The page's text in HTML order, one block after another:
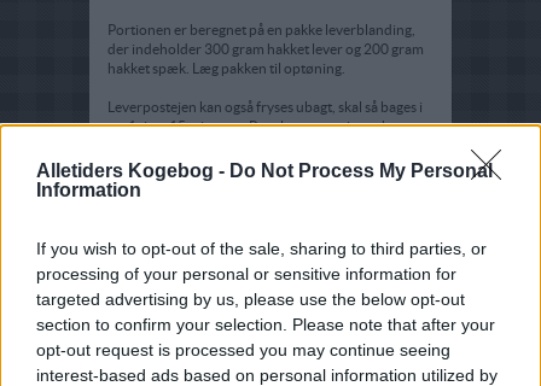
Alletiders Kogebog - Do Not Process My Personal
Information
If you wish to opt-out of the sale, sharing to third parties, or
processing of your personal or sensitive information for
targeted advertising by us, please use the below opt-out
section to confirm your selection. Please note that after your
opt-out request is processed you may continue seeing
interest-based ads based on personal information utilized by
Portionen er beregnet på en pakke leverblanding,
der indeholder 300 gram hakket lever og 200 gram
hakket spæk. Læg pakken til optøning.
Leverpostejen kan også fryses ubagt, skal så bages i
ca. 1 time 15 minutter. Bagt leverpostej som har
Smager bedst lun - på franskbrød, med bacon og